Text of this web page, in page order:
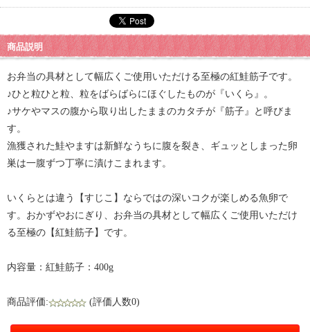
商品説明
お弁当の具材として幅広くご使用いただける至極の紅鮭筋子です。
♪ひと粒ひと粒、粒をばらばらにほぐしたものが『いくら』。
♪サケやマスの腹から取り出したままのカタチが『筋子』と呼びま
す。
漁獲された鮭やますは新鮮なうちに腹を裂き、ギュッとしまった卵
巣は一腹ずつ丁寧に漬けこまれます。
いくらとは違う【すじこ】ならではの深いコクが楽しめる魚卵で
す。おかずやおにぎり、お弁当の具材として幅広くご使用いただけ
る至極の【紅鮭筋子】です。
内容量：紅鮭筋子：400g
商品評価: (評価人数0)